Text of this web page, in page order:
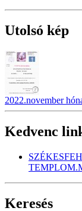
Utolsó kép
2022.november
Kedvenc
Keresés